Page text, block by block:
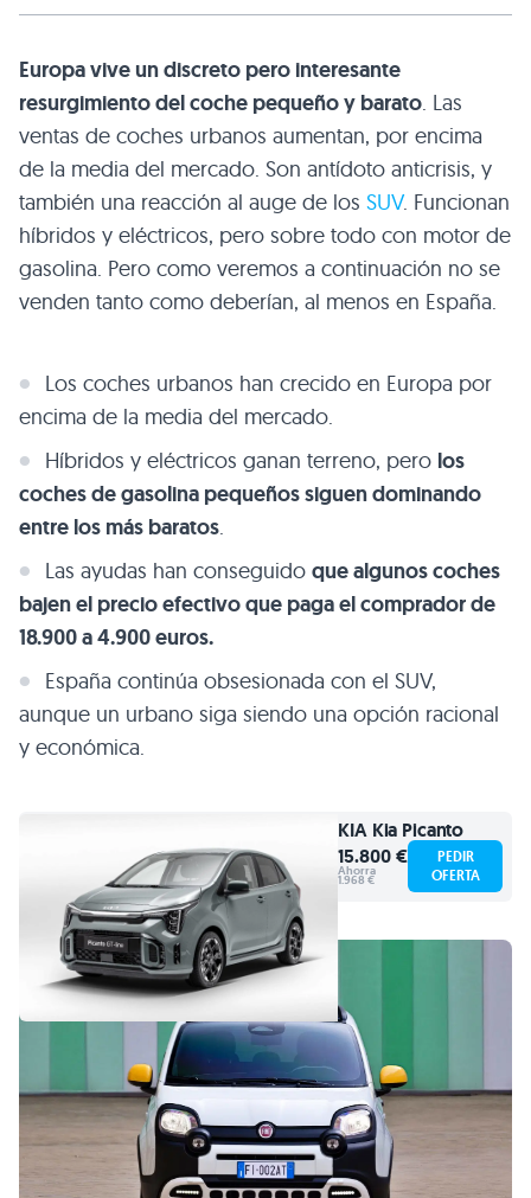
Europa vive un discreto pero interesante
resurgimiento del coche pequeño y barato. Las
ventas de coches urbanos aumentan, por encima
de la media del mercado. Son antídoto anticrisis, y
también una reacción al auge de los SUV. Funcionan
híbridos y eléctricos, pero sobre todo con motor de
gasolina. Pero como veremos a continuación no se
venden tanto como deberían, al menos en España.
Los coches urbanos han crecido en Europa por
encima de la media del mercado.
Híbridos y eléctricos ganan terreno, pero los
coches de gasolina pequeños siguen dominando
entre los más baratos.
Las ayudas han conseguido que algunos coches
bajen el precio efectivo que paga el comprador de
18.900 a 4.900 euros.
España continúa obsesionada con el SUV,
aunque un urbano siga siendo una opción racional
y económica.
KIA Kia Picanto
15.800 €
Ahorra
1.968 €
PEDIR
OFERTA